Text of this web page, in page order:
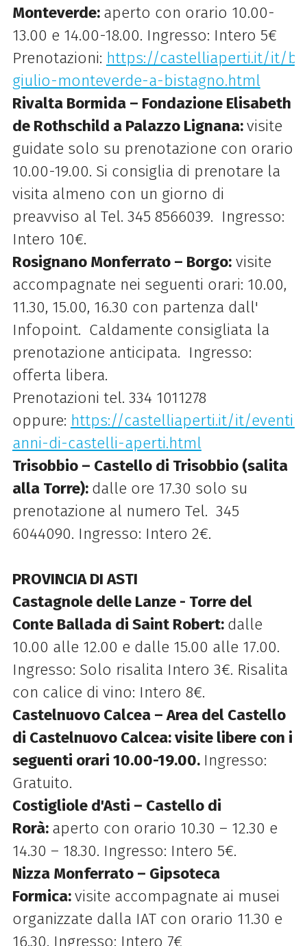
Monteverde: aperto con orario 10.00-
13.00 e 14.00-18.00. Ingresso: Intero 5€
Prenotazioni: https://castelliaperti.it/it/
giulio-monteverde-a-bistagno.html
Rivalta Bormida – Fondazione Elisabeth
de Rothschild a Palazzo Lignana:visite
guidate solo su prenotazione con orario
10.00-19.00. Si consiglia di prenotare la
visita almeno con un giorno di
preavviso al Tel. 345 8566039. Ingresso:
Intero 10€.
Rosignano Monferrato – Borgo: visite
accompagnate nei seguenti orari: 10.00,
11.30, 15.00, 16.30 con partenza dall'
Infopoint. Caldamente consigliata la
prenotazione anticipata. Ingresso:
offerta libera.
Prenotazioni tel. 334 1011278
oppure: https://castelliaperti.it/it/eventi/
anni-di-castelli-aperti.html
Trisobbio – Castello di Trisobbio (salita
alla Torre): dalle ore 17.30 solo su
prenotazione al numero Tel. 345
6044090. Ingresso: Intero 2€.
PROVINCIA DI ASTI
Castagnole delle Lanze - Torre del
Conte Ballada di Saint Robert: dalle
10.00 alle 12.00 e dalle 15.00 alle 17.00.
Ingresso: Solo risalita Intero 3€. Risalita
con calice di vino: Intero 8€.
Castelnuovo Calcea – Area del Castello
di Castelnuovo Calcea: visite libere con i
seguenti orari 10.00-19.00. Ingresso:
Gratuito.
Costigliole d'Asti – Castello di
Rorà: aperto con orario 10.30 – 12.30 e
14.30 – 18.30. Ingresso: Intero 5€.
Nizza Monferrato – Gipsoteca
Formica:visite accompagnate ai musei
organizzate dalla IAT con orario 11.30 e
16.30. Ingresso: Intero 7€